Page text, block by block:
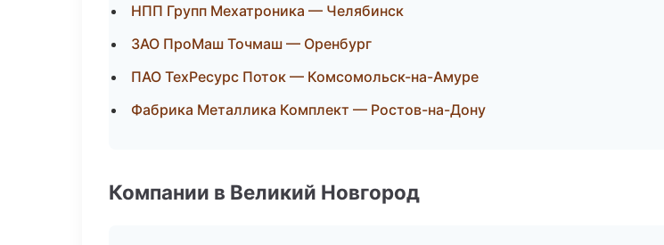
НПП Групп Мехатроника — Челябинск
ЗАО ПроМаш Точмаш — Оренбург
ПАО ТехРесурс Поток — Комсомольск-на-Амуре
Фабрика Металлика Комплект — Ростов-на-Дону
Компании в Великий Новгород